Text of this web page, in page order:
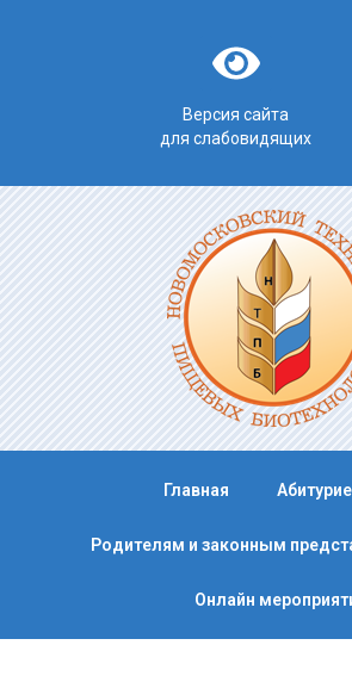
Версия сайта
для слабовидящих
Главная
Родителям и законным
Онлайн